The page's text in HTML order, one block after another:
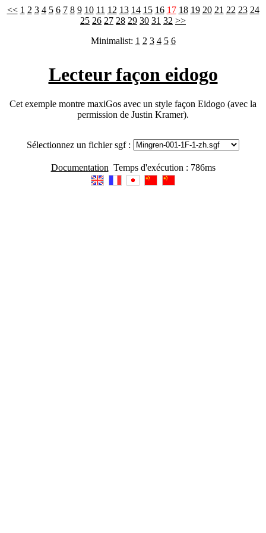
<< 1 2 3 4 5 6 7 8 9 10 11 12 13 14 15 16 17 18 19 20 21 22 23 24
25 26 27 28 29 30 31 32 >>
Minimalist: 1 2 3 4 5 6
Lecteur façon eidogo
Cet exemple montre maxiGos avec un style façon Eidogo (avec la
permission de Justin Kramer).
Sélectionnez un fichier sgf :
Documentation Temps d'exécution : 786ms